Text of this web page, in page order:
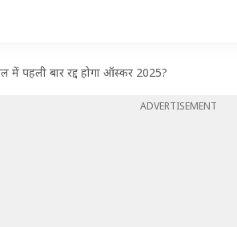
पहली बार रद्द होगा ऑस्कर 2025?
ADVERTISEMENT